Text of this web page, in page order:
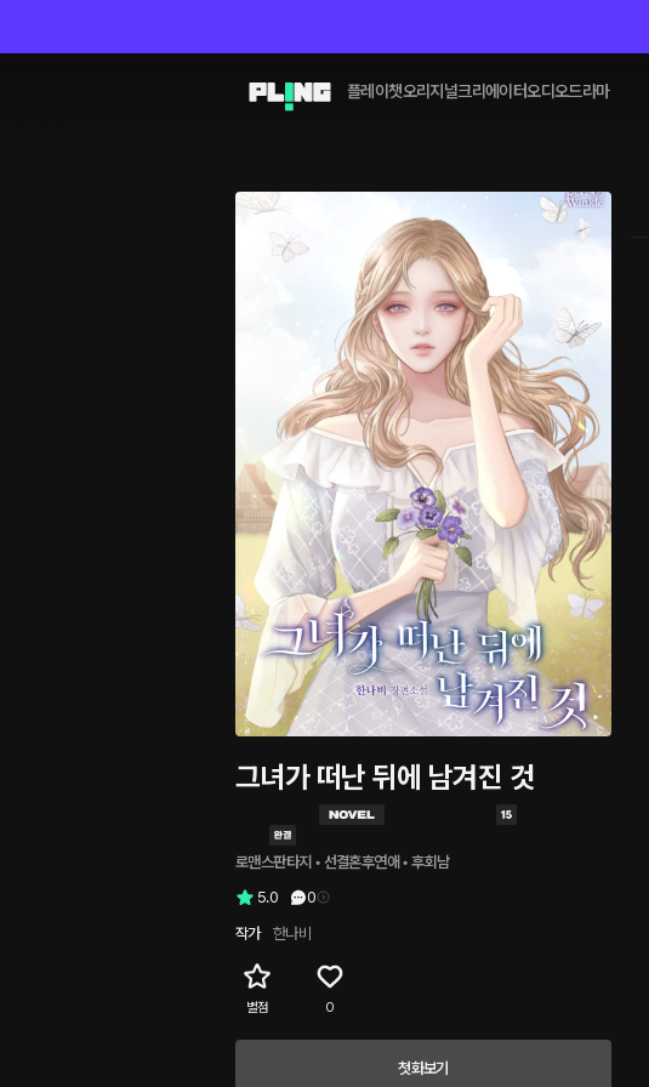
플레이챗오리지널크리에이터오디오드라마
그녀가 떠난 뒤에 남겨진 것
로맨스판타지 • 선결혼후연애 • 후회남
5.0
0
작가
한나비
별점 0
첫화보기